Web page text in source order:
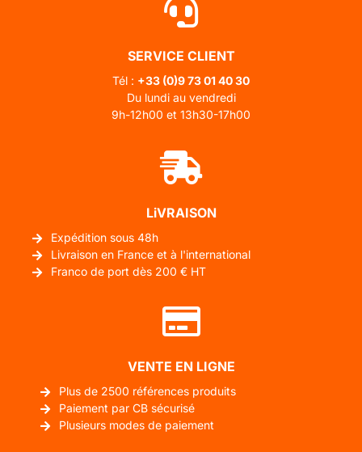
SERVICE CLIENT
Tél : +33 (0)9 73 01 40 30
Du lundi au vendredi
9h-12h00 et 13h30-17h00
LiVRAISON
Expédition sous 48h
Livraison en France et à l'international
Franco de port dès 200 € HT
VENTE EN LIGNE
Plus de 2500 références produits
Paiement par CB sécurisé
Plusieurs modes de paiement